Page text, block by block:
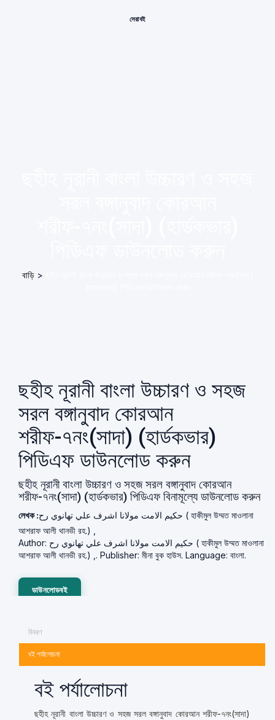
সেরা বই
বাড়ি>
ছহীহ নূরানী বাংলা উচ্চারণ ও সহজ
সরল বঙ্গানুবাদ কোরআন
শরীফ-৭নং(সাদা) (হার্ডকভার)
পিডিএফ ডাউনলোড করুন
ছহীহ নূরানী বাংলা উচ্চারণ ও সহজ সরল বঙ্গানুবাদ কোরআন
শরীফ-৭নং(সাদা) (হার্ডকভার) পিডিএফ বিনামূল্যে ডাউনলোড করুন
লেখক :حكيم الامت مولانا اشرف علي تهانوي رح ( হাকীমুল উম্মত মাওলানা
আশরাফ আলী থানভী রহ.) ,
Author: حكيم الامت مولانا اشرف علي تهانوي رح ( হাকীমুল উম্মত মাওলানা
আশরাফ আলী থানভী রহ.) ,. Publisher: মীনা বুক হাউস. Language: বাংলা.
ডাউনলোডবই
বিবরণ
বই পর্যালোচনা
বই পর্যালোচনা
ছহীহ নূরানী বাংলা উচ্চারণ ও সহজ সরল বঙ্গানুবাদ কোরআন শরীফ-৭নং(সাদা)